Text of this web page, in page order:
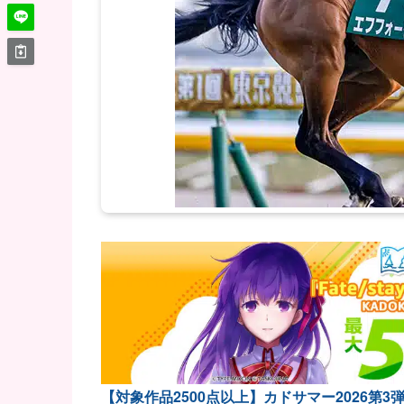
【対象作品2500点以上】カドサマー2026第3弾